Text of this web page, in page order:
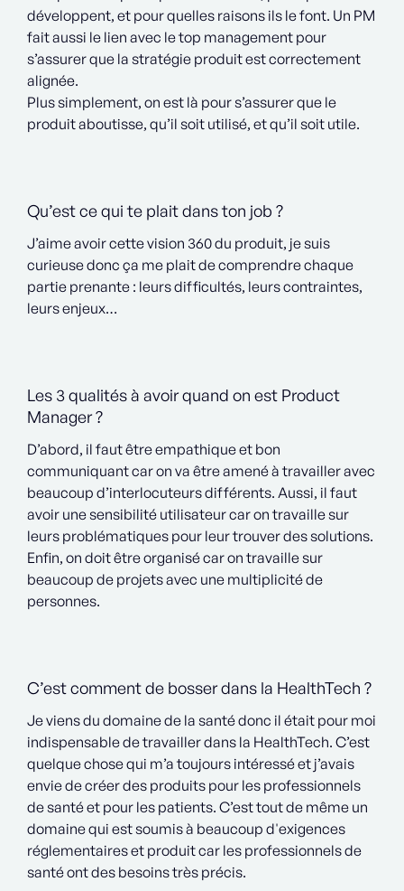
développent, et pour quelles raisons ils le font. Un PM
fait aussi le lien avec le top management pour
s’assurer que la stratégie produit est correctement
alignée.
Plus simplement, on est là pour s’assurer que le
produit aboutisse, qu’il soit utilisé, et qu’il soit utile.
Qu’est ce qui te plait dans ton job ?
J’aime avoir cette vision 360 du produit, je suis
curieuse donc ça me plait de comprendre chaque
partie prenante : leurs difficultés, leurs contraintes,
leurs enjeux…
Les 3 qualités à avoir quand on est Product
Manager ?
D’abord, il faut être empathique et bon
communiquant car on va être amené à travailler avec
beaucoup d’interlocuteurs différents. Aussi, il faut
avoir une sensibilité utilisateur car on travaille sur
leurs problématiques pour leur trouver des solutions.
Enfin, on doit être organisé car on travaille sur
beaucoup de projets avec une multiplicité de
personnes.
C’est comment de bosser dans la HealthTech ?
Je viens du domaine de la santé donc il était pour moi
indispensable de travailler dans la HealthTech. C’est
quelque chose qui m’a toujours intéressé et j’avais
envie de créer des produits pour les professionnels
de santé et pour les patients. C’est tout de même un
domaine qui est soumis à beaucoup d'exigences
réglementaires et produit car les professionnels de
santé ont des besoins très précis.